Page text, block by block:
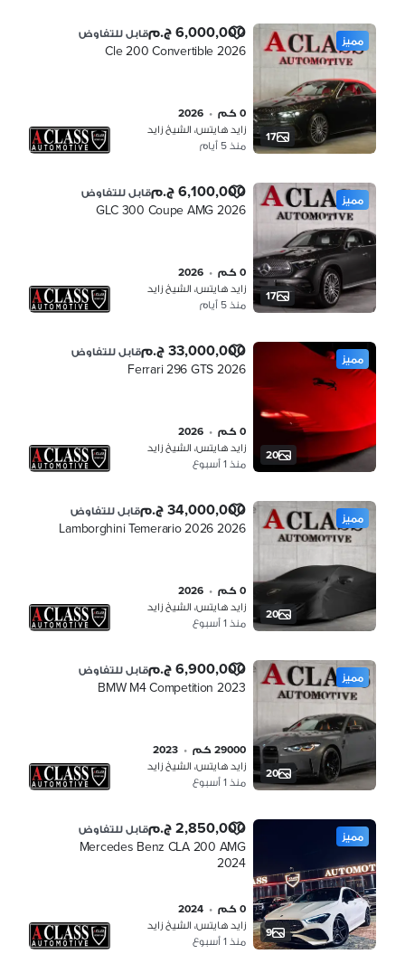
17
مميز 6,000,000 ج.م قابل للتفاوض
Cle 200 Convertible 2026
0 كم •
2026
زايد هايتس، الشيخ زايد
منذ 5 أيام
17
مميز 6,100,000 ج.م قابل للتفاوض
GLC 300 Coupe AMG 2026
0 كم •
2026
زايد هايتس، الشيخ زايد
منذ 5 أيام
20
مميز 33,000,000 ج.م قابل للتفاوض
Ferrari 296 GTS 2026
0 كم •
2026
زايد هايتس، الشيخ زايد
منذ 1 أسبوع
20
مميز 34,000,000 ج.م قابل للتفاوض
Lamborghini Temerario 2026 2026
0 كم •
2026
زايد هايتس، الشيخ زايد
منذ 1 أسبوع
20
مميز 6,900,000 ج.م قابل للتفاوض
BMW M4 Competition 2023
29000 كم •
2023
زايد هايتس، الشيخ زايد
منذ 1 أسبوع
9
مميز 2,850,000 ج.م قابل للتفاوض
Mercedes Benz CLA 200 AMG
2024
0 كم •
2024
زايد هايتس، الشيخ زايد
منذ 1 أسبوع